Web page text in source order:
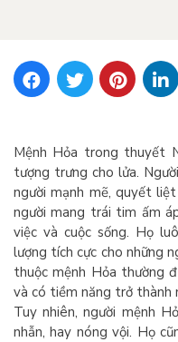
Mệnh Hỏa trong thuyết
tượng trưng cho lửa.
người mạnh mẽ, quyết
người mang trái tim ấm
việc và cuộc sống. Họ
lượng tích cực cho những
thuộc mệnh Hỏa thường
và có tiềm năng trở thành
Tuy nhiên, người mệnh
nhẫn, hay nóng vội. Họ